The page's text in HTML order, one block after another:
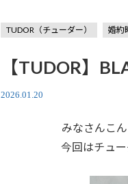
TUDOR（チューダー） 婚約
【TUDOR】
2026.01.20
みなさんこ
今回はチュ